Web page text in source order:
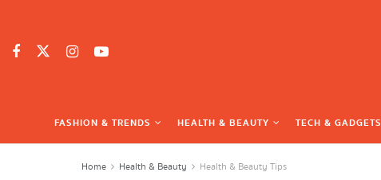
FASHION & TRENDS HEALTH & BEAUTY TECH & GADGETS
Home Health & Beauty Health & Beauty Tips